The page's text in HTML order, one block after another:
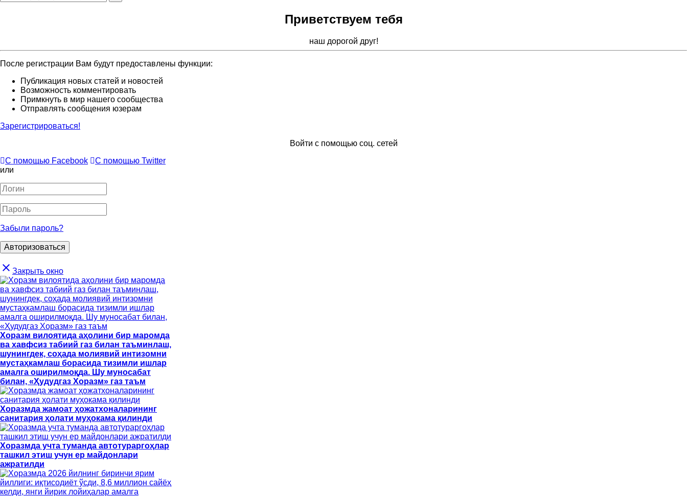
Приветствуем тебя
наш дорогой друг!
После регистрации Вам будут предоставлены функции:
Публикация новых статей и новостей
Возможность комментировать
Примкнуть в мир нашего сообщества
Отправлять сообщения юзерам
Зарегистрироваться!
Войти с помощью соц. сетей
С помощью Facebook
С помощью Twitter
или
Забыли пароль?
close Закрыть окно
Хоразм вилоятида аҳолини бир маромда
ва хавфсиз табиий газ билан таъминлаш,
шунингдек, соҳада молиявий интизомни
мустаҳкамлаш борасида тизимли ишлар
амалга оширилмоқда. Шу муносабат
билан, «Ҳудудгаз Хоразм» газ таъм
Хоразмда жамоат ҳожатхоналарининг
санитария ҳолати муҳокама қилинди
Хоразмда учта туманда автотураргоҳлар
ташкил этиш учун ер майдонлари
ажратилди